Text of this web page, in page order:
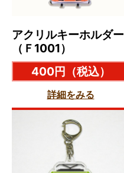
アクリルキーホルダー
（Ｆ1001）
400円 （税込）
詳細をみる